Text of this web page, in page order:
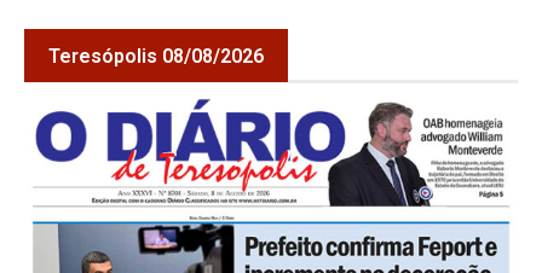
Teresópolis 08/08/2026